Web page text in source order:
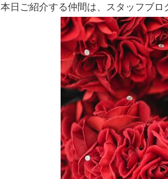
本日ご紹介する仲間は、スタッフブロ